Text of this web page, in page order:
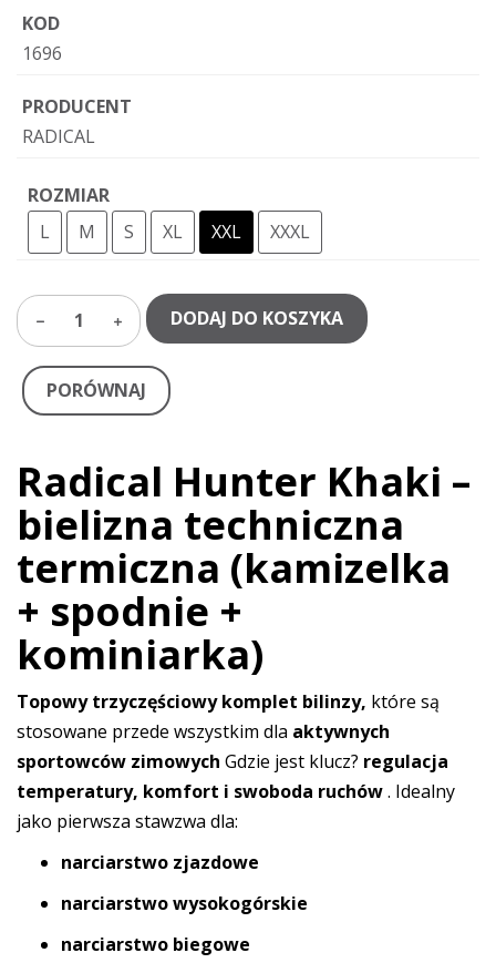
KOD
1696
PRODUCENT
RADICAL
ROZMIAR
L
M S XL XXL XXXL
1 DODAJ DO KOSZYKA
PORÓWNAJ
Radical Hunter Khaki –
bielizna techniczna
termiczna (kamizelka
+ spodnie +
kominiarka)
Topowy trzyczęściowy komplet bilinzy, które są
stosowane przede wszystkim dla aktywnych
sportowców zimowych Gdzie jest klucz? regulacja
temperatury, komfort i swoboda ruchów. Idealny
jako pierwsza stawzwa dla:
narciarstwo zjazdowe
narciarstwo wysokogórskie
narciarstwo biegowe